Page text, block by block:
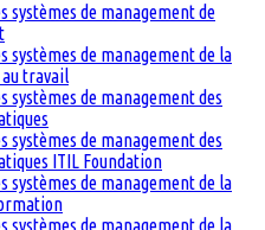
systèmes de management de
systèmes de management de la
travail
systèmes de management des
systèmes de management des
ITIL Foundation
systèmes de management de la
systèmes de management de la